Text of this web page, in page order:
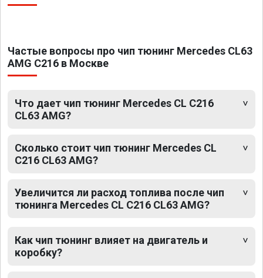
Частые вопросы про чип тюнинг Mercedes CL63
AMG C216 в Москве
Что дает чип тюнинг Mercedes CL C216
CL63 AMG?
Сколько стоит чип тюнинг Mercedes CL
C216 CL63 AMG?
Увеличится ли расход топлива после чип
тюнинга Mercedes CL C216 CL63 AMG?
Как чип тюнинг влияет на двигатель и
коробку?